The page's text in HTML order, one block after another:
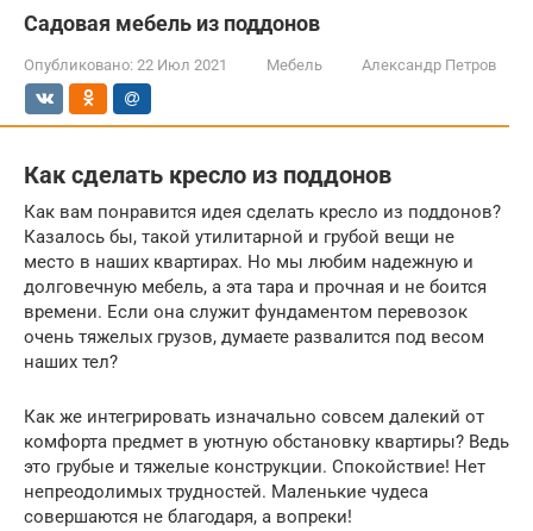
Садовая мебель из поддонов
Опубликовано: 22 Июл 2021 Мебель Александр Петров
Как сделать кресло из поддонов
Как вам понравится идея сделать кресло из поддонов?
Казалось бы, такой утилитарной и грубой вещи не
место в наших квартирах. Но мы любим надежную и
долговечную мебель, а эта тара и прочная и не боится
времени. Если она служит фундаментом перевозок
очень тяжелых грузов, думаете развалится под весом
наших тел?
Как же интегрировать изначально совсем далекий от
комфорта предмет в уютную обстановку квартиры? Ведь
это грубые и тяжелые конструкции. Спокойствие! Нет
непреодолимых трудностей. Маленькие чудеса
совершаются не благодаря, а вопреки!